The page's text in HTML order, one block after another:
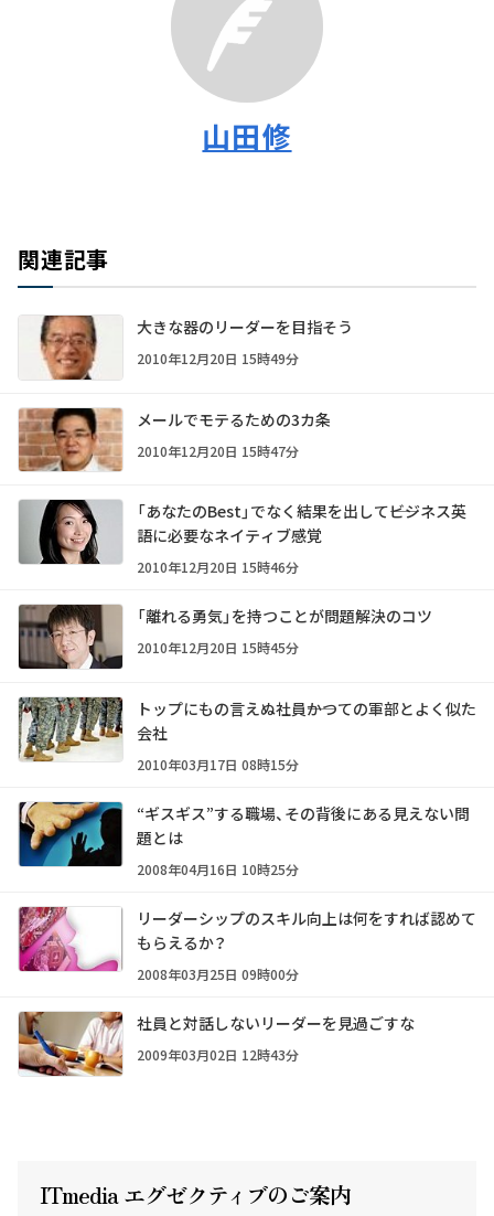
山田修
関連記事
大きな器のリーダーを目指そう
2010年12月20日 15時49分
メールでモテるための3カ条
2010年12月20日 15時47分
「あなたのBest」でなく結果を出して――ビジネス英
語に必要なネイティブ感覚
2010年12月20日 15時46分
「離れる勇気」を持つことが問題解決のコツ
2010年12月20日 15時45分
トップにもの言えぬ社員――かつての軍部とよく似た
会社
2010年03月17日 08時15分
“ギスギス”する職場、その背後にある見えない問
題とは
2008年04月16日 10時25分
リーダーシップのスキル向上は何をすれば認めて
もらえるか？
2008年03月25日 09時00分
社員と対話しないリーダーを見過ごすな
2009年03月02日 12時43分
ITmedia エグゼクティ ブのご案内